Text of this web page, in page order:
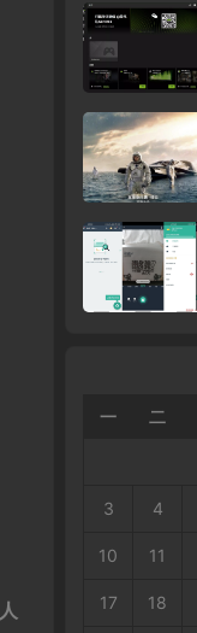
一
二
3 4
10 11
17 18